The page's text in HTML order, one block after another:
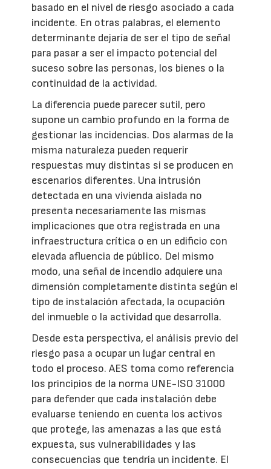
basado en el nivel de riesgo asociado a cada
incidente. En otras palabras, el elemento
determinante dejaría de ser el tipo de señal
para pasar a ser el impacto potencial del
suceso sobre las personas, los bienes o la
continuidad de la actividad.
La diferencia puede parecer sutil, pero
supone un cambio profundo en la forma de
gestionar las incidencias. Dos alarmas de la
misma naturaleza pueden requerir
respuestas muy distintas si se producen en
escenarios diferentes. Una intrusión
detectada en una vivienda aislada no
presenta necesariamente las mismas
implicaciones que otra registrada en una
infraestructura crítica o en un edificio con
elevada afluencia de público. Del mismo
modo, una señal de incendio adquiere una
dimensión completamente distinta según el
tipo de instalación afectada, la ocupación
del inmueble o la actividad que desarrolla.
Desde esta perspectiva, el análisis previo del
riesgo pasa a ocupar un lugar central en
todo el proceso. AES toma como referencia
los principios de la norma UNE-ISO 31000
para defender que cada instalación debe
evaluarse teniendo en cuenta los activos
que protege, las amenazas a las que está
expuesta, sus vulnerabilidades y las
consecuencias que tendría un incidente. El